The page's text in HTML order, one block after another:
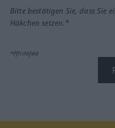
Bitte bestätigen Sie, dass Sie
Häkchen setzen.*
*Pflichtfeld